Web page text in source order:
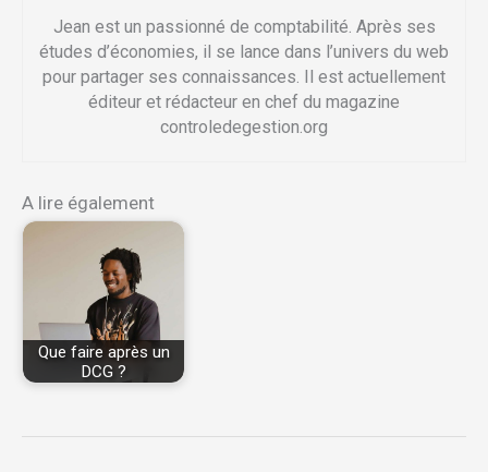
Jean est un passionné de comptabilité. Après ses
études d’économies, il se lance dans l’univers du web
pour partager ses connaissances. Il est actuellement
éditeur et rédacteur en chef du magazine
controledegestion.org
A lire également
Que faire après un
DCG ?